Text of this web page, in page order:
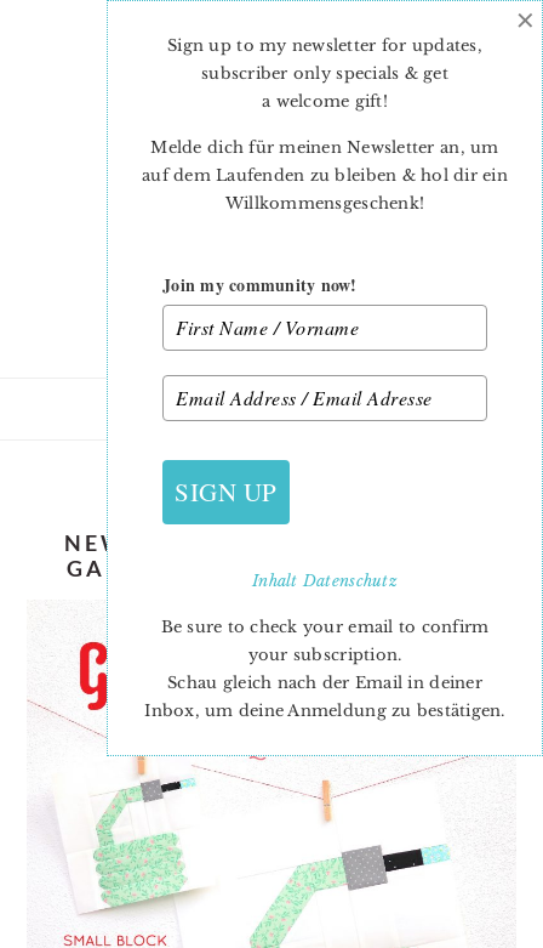
NEW SPRING QUILT PATTERNS:
GARDEN HOSE QUILT PATTERN
Sign up to my newsletter for updates,
subscriber only specials & get
a welcome gift!
Melde dich für meinen Newsletter an, um
auf dem Laufenden zu bleiben & hol dir ein
Willkommensgeschenk!
Join my community now!
SIGN UP
InhaltDatenschutz
Be sure to check your email to confirm
your subscription.
Schau gleich nach der Email in deiner
Inbox, um deine Anmeldung zu bestätigen.
×